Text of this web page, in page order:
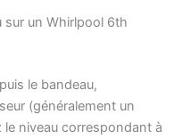
sur un Whirlpool 6th
le bandeau,
(généralement un
niveau correspondant à